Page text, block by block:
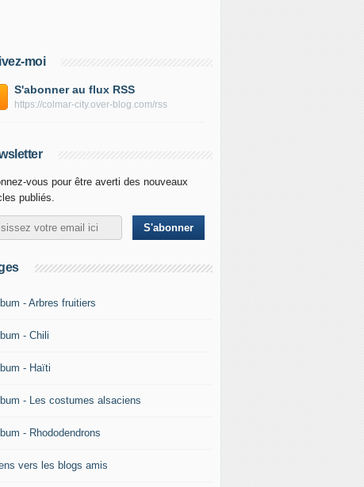
moi
S'abonner au flux RSS
https://colmar-city.over-blog.com/rss
vous pour être averti des nouveaux
publiés.
- Arbres fruitiers
- Chili
- Haïti
- Les costumes alsaciens
- Rhododendrons
vers les blogs amis